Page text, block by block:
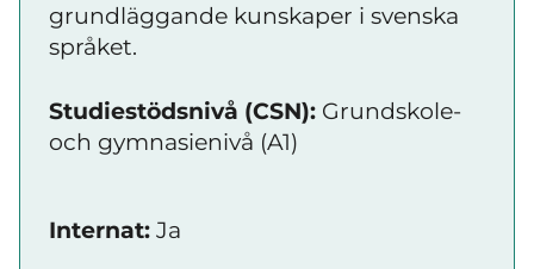
grundläggande kunskaper i svenska
språket.
Studiestödsnivå (CSN): Grundskole-
och gymnasienivå (A1)
Internat: Ja